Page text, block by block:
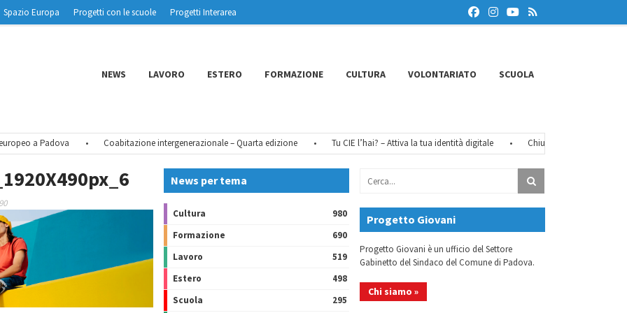
Spazio Europa Progetti con le scuole
Progetti Interarea
NEWS LAVORO ESTERO FORMAZIONE CULTURA VOLONTARIATO SCUOLA
a Padova Coabitazione intergenerazionale – Quarta edizione Tu CIE l’hai? – Attiva la tua identità digitale Chiusure estive 2026
News per tema
Cultura
980
Formazione
690
Lavoro
519
Estero
498
Scuola
295
Progetto Giovani
Progetto Giovani è un ufficio del Settore
Gabinetto del Sindaco del Comune di Padova.
Chi siamo »